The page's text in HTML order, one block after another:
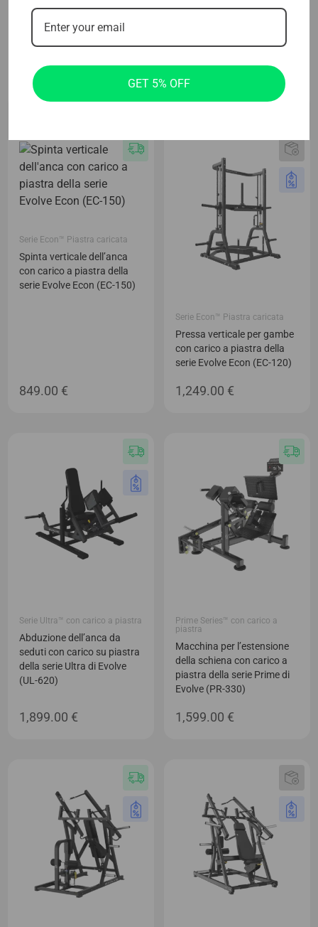
Sollevamento laterale in
piedi con carico a piastra
della serie Evolve Econ (EC-
699.00
Evolve Serie Econ con barra
(EC-070)
649.00
Serie Econ™ Piastra caricata
Spinta verticale dell’anca
con carico a piastra della
serie Evolve Econ (EC-150)
849.00 €
Serie Econ™ Piastra caricata
Pressa verticale per gambe
con carico a piastra della
serie Evolve Econ (EC-120)
1,249.00 €
Serie Ultra™ con carico a piastra
Abduzione dell’anca da
seduti con carico su piastra
della serie Ultra di Evolve
(UL-620)
1,899.00 €
Prime Series™ con carico a
piastra
Macchina per l’estensione
della schiena con carico a
piastra della serie Prime di
Evolve (PR-330)
1,599.00 €
GET 5% OFF